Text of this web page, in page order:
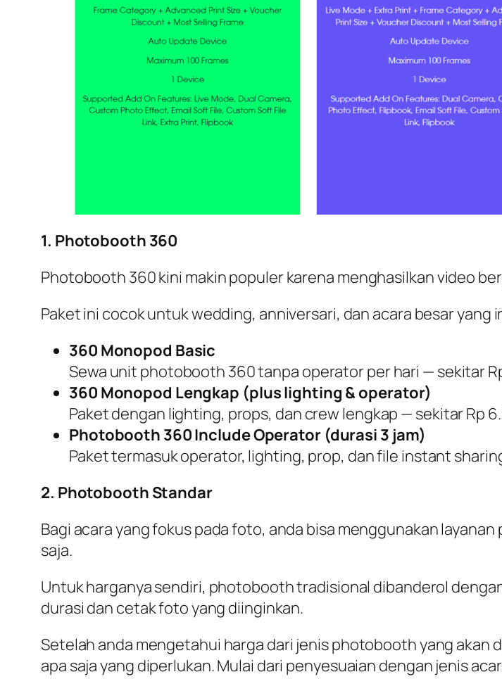
1. Photobooth 360
Photobooth 360 kini makin populer karena menghasilkan video
Paket ini cocok untuk wedding, anniversari, dan acara besar
360 Monopod Basic
Sewa unit photobooth 360 tanpa operator per hari — sekitar
360 Monopod Lengkap (plus lighting & operator)
Paket dengan lighting, props, dan crew lengkap — sekitar Rp
Photobooth 360 Include Operator (durasi 3 jam)
Paket termasuk operator, lighting, prop, dan file instant
2. Photobooth Standar
Bagi acara yang fokus pada foto, anda bisa menggunakan
saja.
Untuk harganya sendiri, photobooth tradisional dibanderol
durasi dan cetak foto yang diinginkan.
Setelah anda mengetahui harga dari jenis photobooth yang
apa saja yang diperlukan. Mulai dari penyesuaian dengan jenis